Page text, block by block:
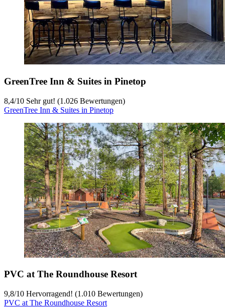
GreenTree Inn & Suites in Pinetop
8,4/10 Sehr gut! (1.026 Bewertungen)
GreenTree Inn & Suites in Pinetop
PVC at The Roundhouse Resort
9,8/10 Hervorragend! (1.010 Bewertungen)
PVC at The Roundhouse Resort